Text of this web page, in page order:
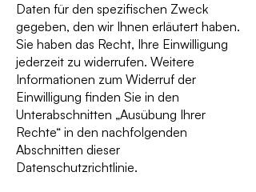
Daten für den spezifischen Zweck
gegeben, den wir Ihnen erläutert haben.
Sie haben das Recht, Ihre Einwilligung
jederzeit zu widerrufen. Weitere
Informationen zum Widerruf der
Einwilligung finden Sie in den
Unterabschnitten „Ausübung Ihrer
Rechte“ in den nachfolgenden
Abschnitten dieser
Datenschutzrichtlinie.